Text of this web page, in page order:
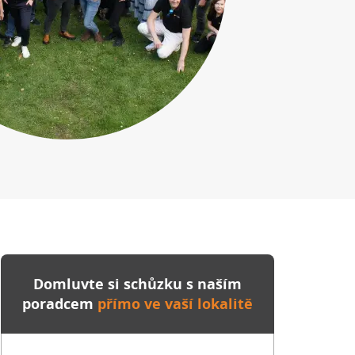
Domluvte si schůzku s naším
poradcem přímo ve vaší lokalitě